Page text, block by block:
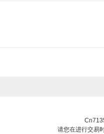
请您在进行交易